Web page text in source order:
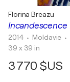
Incandescence
Florina Breazu
2014 • Moldavie •
39 x 39 in
3 770 $US